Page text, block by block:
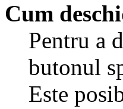
Cum
Pentru a
butonul
Este